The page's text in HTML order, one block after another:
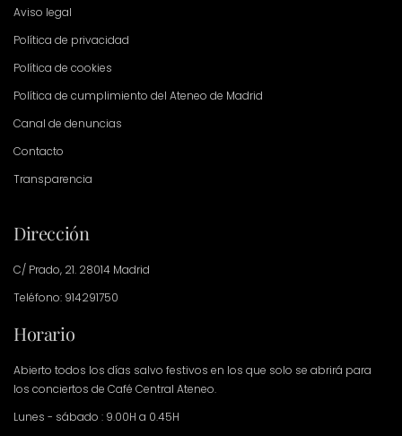
Aviso legal
Política de privacidad
Política de cookies
Política de cumplimiento del Ateneo de Madrid
Canal de denuncias
Contacto
Transparencia
Dirección
C/ Prado, 21. 28014 Madrid
Teléfono: 914291750
Horario
Abierto todos los días salvo festivos en los que solo se abrirá para
los conciertos de Café Central Ateneo.
Lunes - sábado : 9.00H a 0.45H